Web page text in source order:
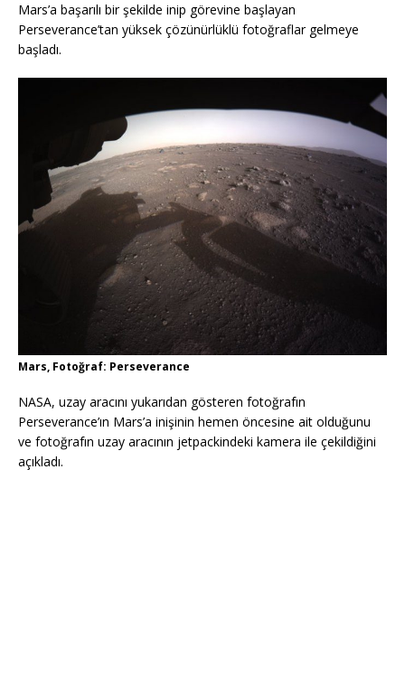
Mars’a başarılı bir şekilde inip görevine başlayan
Perseverance’tan yüksek çözünürlüklü fotoğraflar gelmeye
başladı.
Mars, Fotoğraf: Perseverance
NASA, uzay aracını yukarıdan gösteren fotoğrafın
Perseverance’ın Mars’a inişinin hemen öncesine ait olduğunu
ve fotoğrafın uzay aracının jetpackindeki kamera ile çekildiğini
açıkladı.